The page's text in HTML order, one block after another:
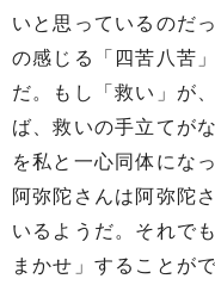
いと思っているのだ
の感じる「四苦八苦
だ。もし「救い」が
ば、救いの手立てが
を私と一心同体にな
阿弥陀さんは阿弥陀
いるようだ。それで
まかせ」することが